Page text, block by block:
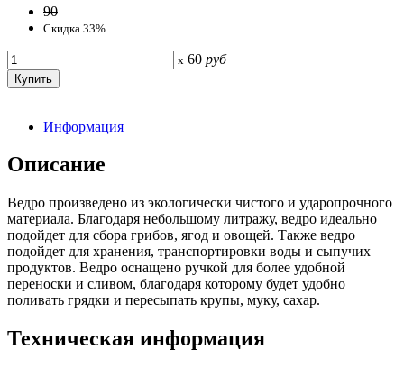
90
Скидка 33%
x 60 руб
Информация
Описание
Ведро произведено из экологически чистого и ударопрочного
материала. Благодаря небольшому литражу, ведро идеально
подойдет для сбора грибов, ягод и овощей. Также ведро
подойдет для хранения, транспортировки воды и сыпучих
продуктов. Ведро оснащено ручкой для более удобной
переноски и сливом, благодаря которому будет удобно
поливать грядки и пересыпать крупы, муку, сахар.
Техническая информация